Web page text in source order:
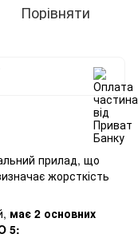
Порівняти
прилад, що
жорсткість
має 2 основних
5: